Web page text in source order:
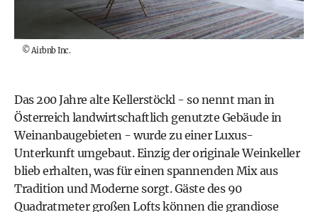
©Airbnb Inc.
Das 200 Jahre alte Kellerstöckl - so nennt man in
Österreich landwirtschaftlich genutzte Gebäude in
Weinanbaugebieten - wurde zu einer Luxus-
Unterkunft umgebaut. Einzig der originale Weinkeller
blieb erhalten, was für einen spannenden Mix aus
Tradition und Moderne sorgt. Gäste des 90
Quadratmeter großen Lofts können die grandiose